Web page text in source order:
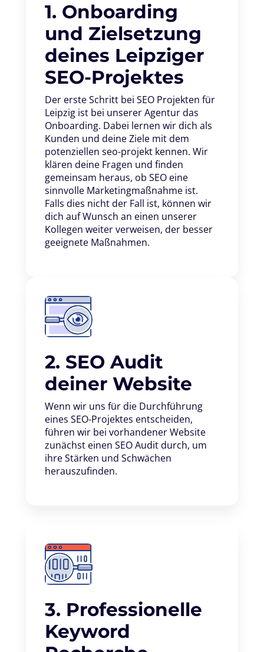
1. Onboarding
und Zielsetzung
deines Leipziger
SEO-Projektes
Der erste Schritt bei SEO Projekten für
Leipzig ist bei unserer Agentur das
Onboarding. Dabei lernen wir dich als
Kunden und deine Ziele mit dem
potenziellen seo-projekt kennen. Wir
klären deine Fragen und finden
gemeinsam heraus, ob SEO eine
sinnvolle Marketingmaßnahme ist.
Falls dies nicht der Fall ist, können wir
dich auf Wunsch an einen unserer
Kollegen weiter verweisen, der besser
geeignete Maßnahmen.
2. SEO Audit
deiner Website
Wenn wir uns für die Durchführung
eines SEO-Projektes entscheiden,
führen wir bei vorhandener Website
zunächst einen SEO Audit durch, um
ihre Stärken und Schwächen
herauszufinden.
3. Professionelle
Keyword